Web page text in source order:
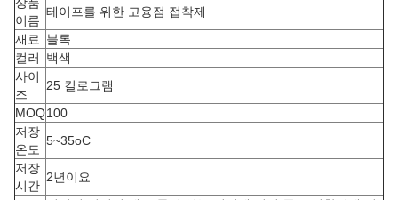
이름
테이프를 위한 고융점 접착제
재료
블록
컬러
백색
사이
즈
25 킬로그램
MOQ100
저장
온도
5~35oC
저장
시간
2년이요